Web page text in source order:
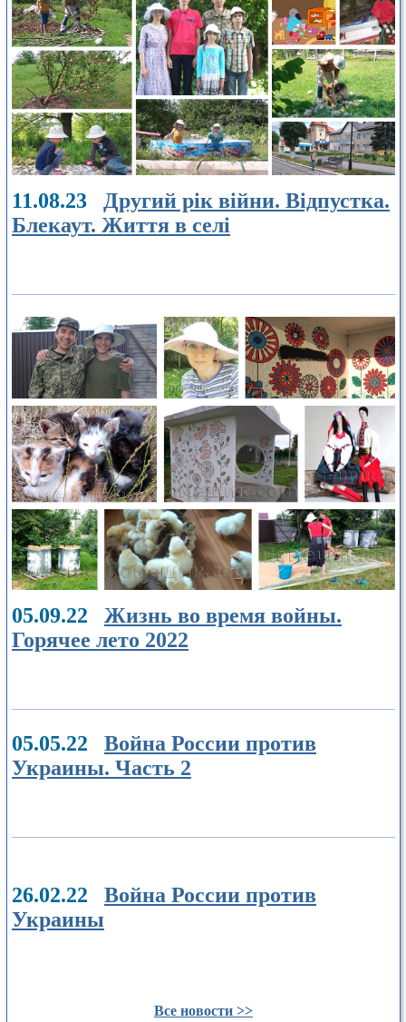
11.08.23 Другий рік війни. Відпустка.
Блекаут. Життя в селі
05.09.22 Жизнь во время войны.
Горячее лето 2022
05.05.22 Война России против
Украины. Часть 2
26.02.22 Война России против
Украины
Все новости >>